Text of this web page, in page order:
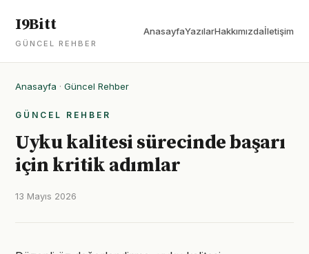
I9Bitt
GÜNCEL REHBER
AnasayfaYazılarHakkımızdaİletişim
Anasayfa · Güncel Rehber
GÜNCEL REHBER
Uyku kalitesi sürecinde başarı
için kritik adımlar
13 Mayıs 2026